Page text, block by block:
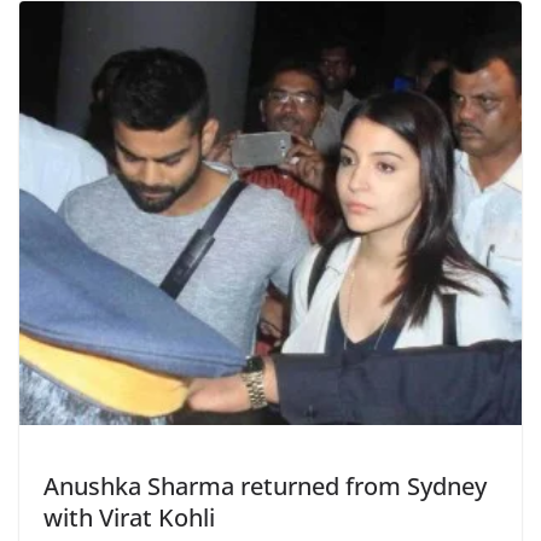
Anushka Sharma returned from Sydney
with Virat Kohli